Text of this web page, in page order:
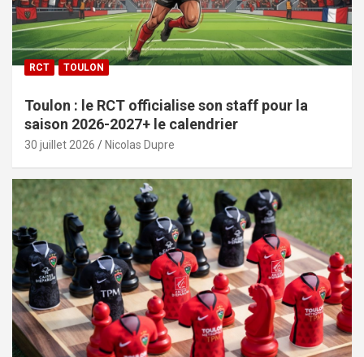
RCT TOULON
Toulon : le RCT officialise son staff pour la
saison 2026-2027+ le calendrier
30 juillet 2026 Nicolas Dupre